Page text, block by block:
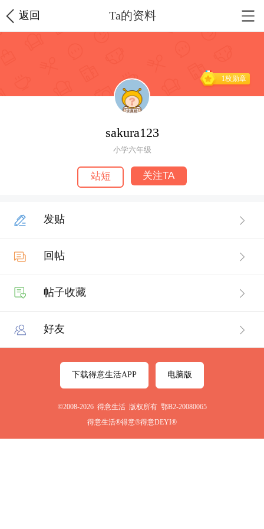
返回 Ta的资料
1枚勋章
sakura123
小学六年级
站短 关注TA
发贴
回帖
帖子收藏
好友
下载得意生活APP 电脑版
©2008-2026 得意生活 版权所有 鄂B2-20080065
得意生活®得意®得意DEYI®